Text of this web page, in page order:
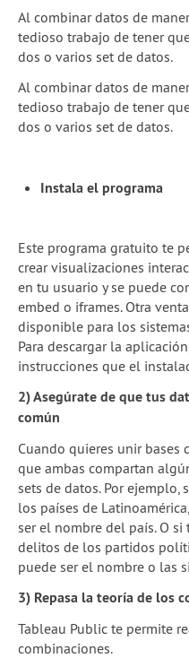
Al combinar datos de
tedioso trabajo de tener
dos o varios set de datos.
Al combinar datos de
tedioso trabajo de tener
dos o varios set de datos.
Instala el programa
Este programa gratuito te
crear visualizaciones
en tu usuario y se puede
embed o iframes. Otra
disponible para los
Para descargar la
instrucciones que el
2) Asegúrate de que tus
común
Cuando quieres unir bases
que ambas compartan
sets de datos. Por ejemplo,
los países de
ser el nombre del país. O
delitos de los partidos
puede ser el nombre o las
3) Repasa la teoría de los
Tableau Public te permite
combinaciones.